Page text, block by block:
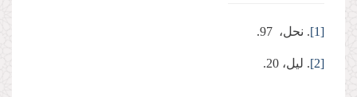
[1]. نحل، 97.
[2]. لیل، 20.